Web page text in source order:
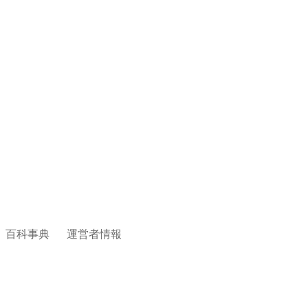
百科事典 運営者情報